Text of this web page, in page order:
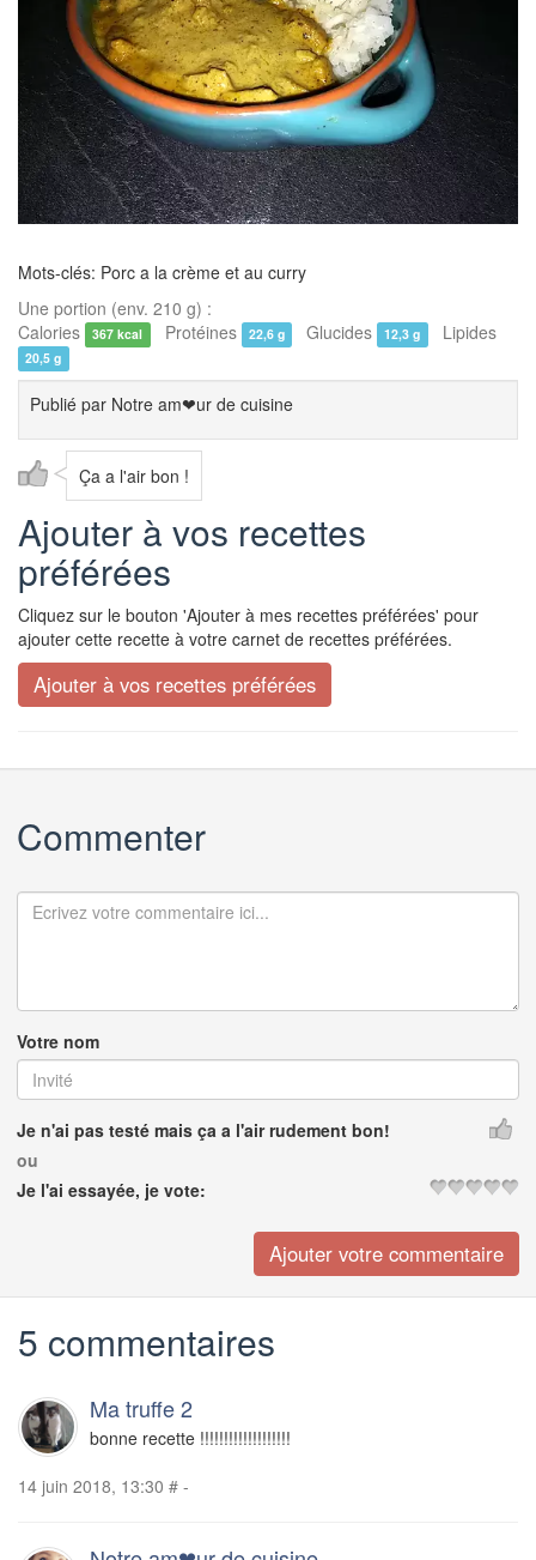
Mots-clés: Porc a la crème et au curry
Une portion (env. 210 g) :
Calories
367 kcal Protéines 22,6 g Glucides 12,3 g Lipides
20,5 g
Publié par Notre am❤ur de cuisine
Ça a l'air bon !
Ajouter à vos recettes
préférées
Cliquez sur le bouton 'Ajouter à mes recettes préférées' pour
ajouter cette recette à votre carnet de recettes préférées.
Commenter
Votre nom
Je n'ai pas testé mais ça a l'air rudement bon!
ou
Je l'ai essayée, je vote:
5 commentaires
Ma truffe 2
bonne recette !!!!!!!!!!!!!!!!!!!
14 juin 2018, 13:30 # -